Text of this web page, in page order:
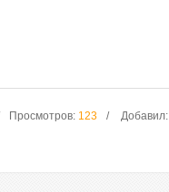
Просмотров: 123 Добавил: